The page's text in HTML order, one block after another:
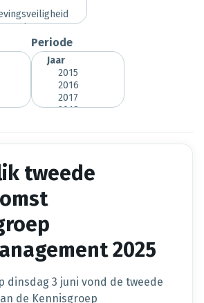
Periode
tweede
2025
dinsdag 3 juni vond de tweede
de Kennisgroep